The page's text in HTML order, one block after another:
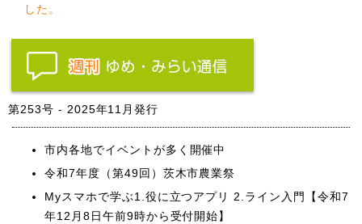
した。
第253号 - 2025年11月発行
市内各地でイベントが多く開催中
令和7年度（第49回）茨木市農業祭
Myスマホで学ぶ1.役に立つアプリ 2.ライン入門【令和7
年12月8日午前9時から受付開始】